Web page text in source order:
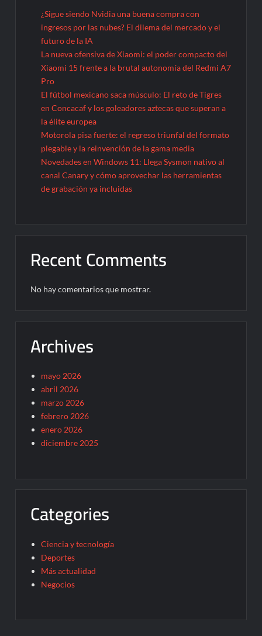
¿Sigue siendo Nvidia una buena compra con
ingresos por las nubes? El dilema del mercado y el
futuro de la IA
La nueva ofensiva de Xiaomi: el poder compacto del
Xiaomi 15 frente a la brutal autonomía del Redmi A7
Pro
El fútbol mexicano saca músculo: El reto de Tigres
en Concacaf y los goleadores aztecas que superan a
la élite europea
Motorola pisa fuerte: el regreso triunfal del formato
plegable y la reinvención de la gama media
Novedades en Windows 11: Llega Sysmon nativo al
canal Canary y cómo aprovechar las herramientas
de grabación ya incluidas
Recent Comments
No hay comentarios que mostrar.
Archives
mayo 2026
abril 2026
marzo 2026
febrero 2026
enero 2026
diciembre 2025
Categories
Ciencia y tecnología
Deportes
Más actualidad
Negocios